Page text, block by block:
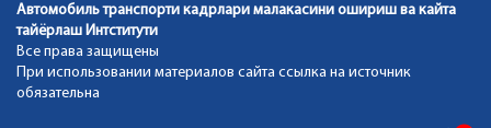
Автомобиль транспорти кадрлари малакасини ошириш ва кайта
тайёрлаш Интститути
Все права защищены
При использовании материалов сайта ссылка на источник
обязательна